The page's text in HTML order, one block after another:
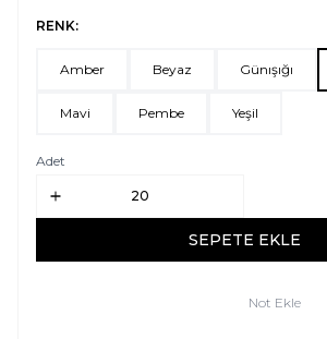
RENK:
Amber Beyaz Günışığı
Mavi Pembe Yeşil
Adet
SEPETE EKLE
Not Ekle